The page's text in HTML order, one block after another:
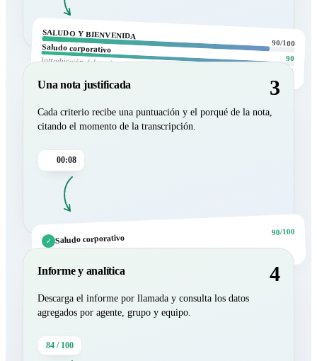
SALUDO Y BIENVENIDA
90/100
Saludo corporativo
90
Introducción del motivo
85
Una nota justificada 3
Cada criterio recibe una puntuación y el porqué de la nota,
citando el momento de la transcripción.
00:08
✓ Saludo corporativo
90/100
Informe y analítica 4
Descarga el informe por llamada y consulta los datos
agregados por agente, grupo y equipo.
84 / 100